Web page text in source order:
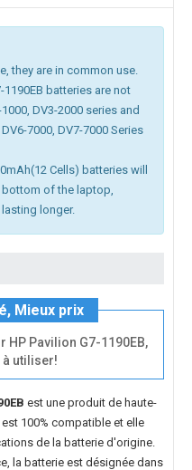
they are in common use.
1190EB batteries are not
DV3-2000 series and
7000, DV7-7000 Series
Cells) batteries will
of the laptop,
longer.
Mieux prix
HP Pavilion G7-1190EB,
à utiliser!
est une produit de haute-
100% compatible et elle
de la batterie d'origine.
la batterie est désignée dans